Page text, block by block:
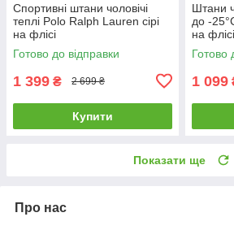
Спортивні штани чоловічі
теплі Polo Ralph Lauren сірі
на флісі
Готово до відправки
1 399 ₴ 2 699 ₴
Купити
Штани
до -
на
Готово
1 099
Показати ще
Про нас